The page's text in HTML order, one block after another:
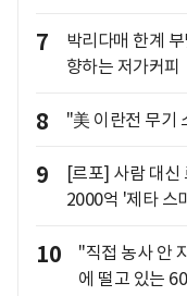
7
박리다매 한계
향하는 저가커피
8 "美 이란전 무기
9
[르포] 사람 대
2000억 '제타 스
10
"직접 농사 안
에 떨고 있는